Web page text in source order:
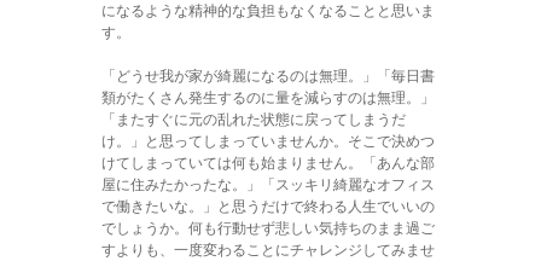
になるような精神的な負担もなくなることと思いま
す。
「どうせ我が家が綺麗になるのは無理。」「毎日書
類がたくさん発生するのに量を減らすのは無理。」
「またすぐに元の乱れた状態に戻ってしまうだ
け。」と思ってしまっていませんか。そこで決めつ
けてしまっていては何も始まりません。「あんな部
屋に住みたかったな。」「スッキリ綺麗なオフィス
で働きたいな。」と思うだけで終わる人生でいいの
でしょうか。何も行動せず悲しい気持ちのまま過ご
すよりも、一度変わることにチャレンジしてみませ